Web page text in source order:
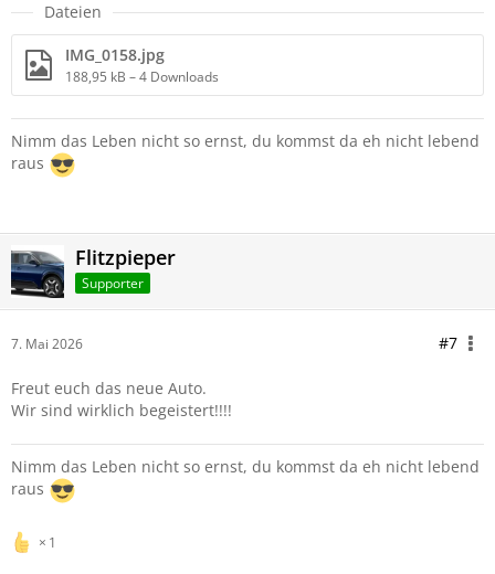
Dateien
IMG_0158.jpg
188,95 kB – 4 Downloads
Nimm das Leben nicht so ernst, du kommst da eh nicht lebend
raus
Flitzpieper
Supporter
7. Mai 2026 #7
Freut euch das neue Auto.
Wir sind wirklich begeistert!!!!
Nimm das Leben nicht so ernst, du kommst da eh nicht lebend
raus
1